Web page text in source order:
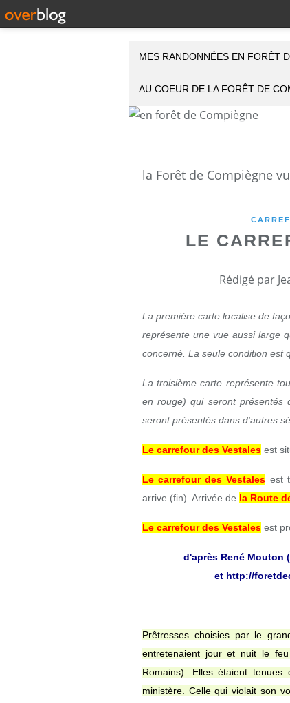
MES RANDONNÉES EN FORÊT
AU COEUR DE LA FORÊT DE
LE
Rédigé par
La première carte localise de
représente une vue aussi large
concerné. La seule condition est
La troisième carte représente
en rouge) qui seront présentés
seront présentés dans d'autres
Le carrefour des Vestales est
Le carrefour des Vestales est
arrive (fin). Arrivée de la Route
Le carrefour des Vestales est
d'après René Mouton
et http://
Prêtresses choisies par le
entretenaient jour et nuit le
Romains). Elles étaient
ministère. Celle qui violait son